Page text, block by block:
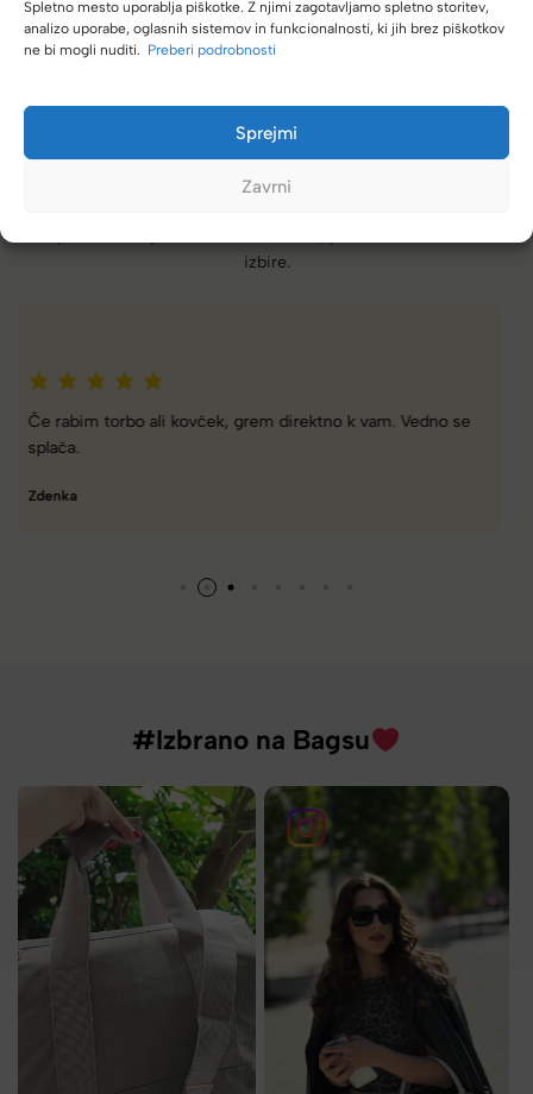
Spletno mesto uporablja piškotke. Z njimi zagotavljamo spletno storitev,
analizo uporabe, oglasnih sistemov in funkcionalnosti, ki jih brez piškotkov
ne bi mogli nuditi. Preberi podrobnosti
Sprejmi
Zavrni
izbire.
Zelo dobra trgovina za torbe in kovčke, z veliko izbire,
različnimi znamkami in dobrimi popusti/akcijami.
Tamara
#Izbrano na Bagsu